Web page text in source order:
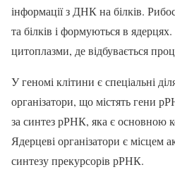
інформації з ДНК на білків.
та білків і формуються в
цитоплазми, де відбувається
У геномі клітини є спеціальні
організатори, що містять гени
за синтез рРНК, яка є основною
Ядерцеві організатори є місцем
синтезу прекурсорів рРНК.